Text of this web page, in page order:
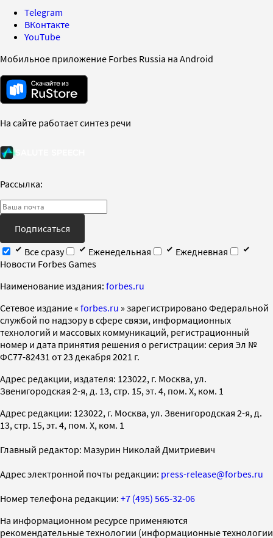
Telegram
ВКонтакте
YouTube
Мобильное приложение Forbes Russia на Android
На сайте работает синтез речи
Рассылка:
Подписаться
Все сразу
Еженедельная
Ежедневная
Новости Forbes Games
Наименование издания: forbes.ru
Cетевое издание « forbes.ru » зарегистрировано Федеральной
службой по надзору в сфере связи, информационных
технологий и массовых коммуникаций, регистрационный
номер и дата принятия решения о регистрации: серия Эл №
ФС77-82431 от 23 декабря 2021 г.
Адрес редакции, издателя: 123022, г. Москва, ул.
Звенигородская 2-я, д. 13, стр. 15, эт. 4, пом. X, ком. 1
Адрес редакции: 123022, г. Москва, ул. Звенигородская 2-я, д.
13, стр. 15, эт. 4, пом. X, ком. 1
Главный редактор: Мазурин Николай Дмитриевич
Адрес электронной почты редакции: press-release@forbes.ru
Номер телефона редакции: +7 (495) 565-32-06
На информационном ресурсе применяются
рекомендательные технологии (информационные технологии